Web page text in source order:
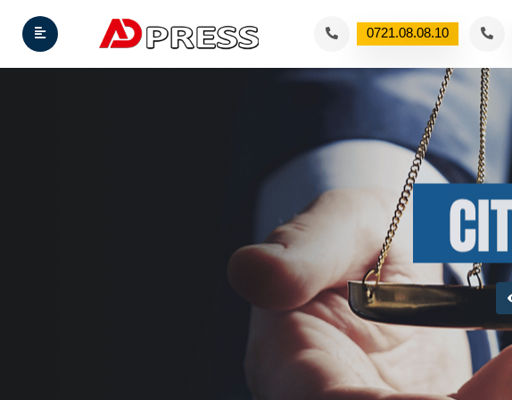
0721.08.08.10